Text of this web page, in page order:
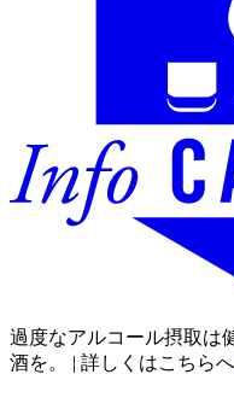
過度なアルコール摂取は
酒を。 | 詳しくはこちらへ